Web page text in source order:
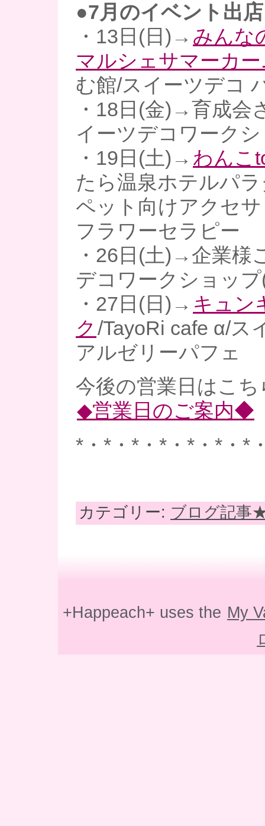
●7月のイベント出店
・13日(日)→ みんな
マルシェサマーカ
む館/スイーツデコ
・18日(金)→育成会
イーツデコワーク
・19日(土)→ わんこ
たら温泉ホテルパ
ペット向けアクセ
フラワーセラピー
・26日(土)→企業様
デコワークショッ
・27日(日)→ キュン
ク /TayoRi cafe α/ス
アルゼリーパフェ
今後の営業日はこち
◆営業日のご案内◆
*・*・*・*・*・*・*
カテゴリー: ブログ記事
+Happeach+ uses the My